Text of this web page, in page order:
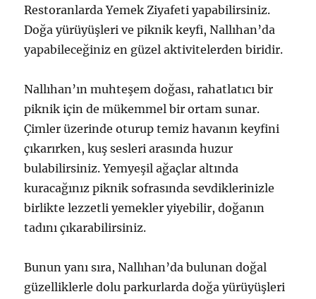
Restoranlarda Yemek Ziyafeti yapabilirsiniz.
Doğa yürüyüşleri ve piknik keyfi, Nallıhan’da
yapabileceğiniz en güzel aktivitelerden biridir.
Nallıhan’ın muhteşem doğası, rahatlatıcı bir
piknik için de mükemmel bir ortam sunar.
Çimler üzerinde oturup temiz havanın keyfini
çıkarırken, kuş sesleri arasında huzur
bulabilirsiniz. Yemyeşil ağaçlar altında
kuracağınız piknik sofrasında sevdiklerinizle
birlikte lezzetli yemekler yiyebilir, doğanın
tadını çıkarabilirsiniz.
Bunun yanı sıra, Nallıhan’da bulunan doğal
güzelliklerle dolu parkurlarda doğa yürüyüşleri